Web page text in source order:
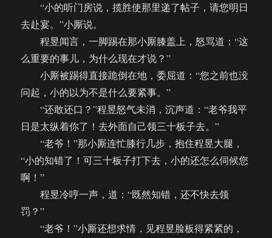
“小的听门房说，揽胜使那里递了帖子，请您明日
去赴宴。”小厮说。
程昱闻言，一脚踢在那小厮膝盖上，怒骂道：“这
么重要的事儿，为什么现在才说？”
小厮被踢得直接跪倒在地，委屈道：“您之前也没
问起，小的以为不是什么要紧事。”
“还敢还口？”程昱怒气未消，沉声道：“老爷我平
日是太纵着你了！去外面自己领三十板子去。”
“老爷！”那小厮连忙膝行几步，抱住程昱大腿，
“小的知错了！可三十板子打下去，小的还怎么伺候您
啊！”
程昱冷哼一声，道：“既然知错，还不快去领
罚？”
“老爷！”小厮还想求情，见程昱脸板得紧紧的，